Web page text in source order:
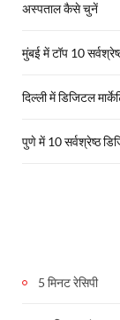
अस्पताल कैसे चुनें
मुंबई में टॉप 10
दिल्ली में डिजिटल
पुणे में 10 सर्वश्रेष्ठ
5 मिनट रेसिपी